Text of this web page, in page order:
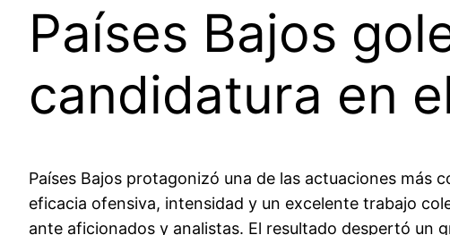
Países Bajos
candidatura en
Países Bajos protagonizó una de las actuaciones más
eficacia ofensiva, intensidad y un excelente trabajo
ante aficionados y analistas. El resultado despertó un